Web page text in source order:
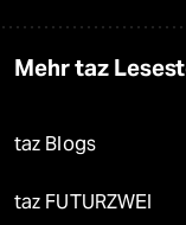
Mehr taz
taz Blogs
taz FUTURZWEI